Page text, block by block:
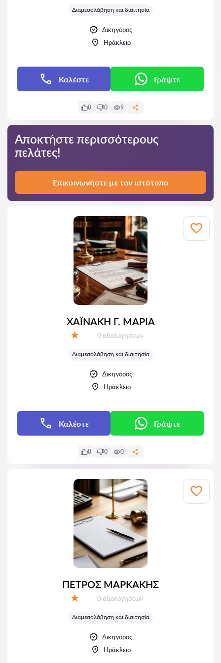
Διαμεσολάβηση και διαιτησία
Δικηγόρος
Ηράκλειο
Καλέστε Γράψτε
0 0 9
Αποκτήστε περισσότερους
πελάτες!
Επικοινωνήστε με τον ιστότοπο
ΧΑΪΝΑΚΗ Γ. ΜΑΡΙΑ
Αξιολογήσεις:
0 αξιολογήσεων
Διαμεσολάβηση και διαιτησία
Δικηγόρος
Ηράκλειο
Καλέστε Γράψτε
0 0 0
ΠΕΤΡΟΣ ΜΑΡΚΑΚΗΣ
Αξιολογήσεις:
0 αξιολογήσεων
Διαμεσολάβηση και διαιτησία
Δικηγόρος
Ηράκλειο